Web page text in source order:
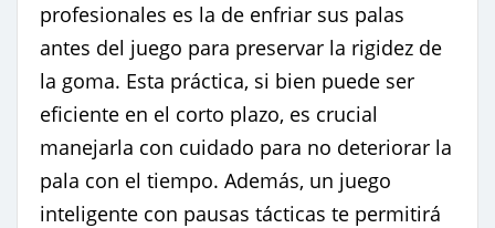
profesionales es la de enfriar sus palas
antes del juego para preservar la rigidez de
la goma. Esta práctica, si bien puede ser
eficiente en el corto plazo, es crucial
manejarla con cuidado para no deteriorar la
pala con el tiempo. Además, un juego
inteligente con pausas tácticas te permitirá